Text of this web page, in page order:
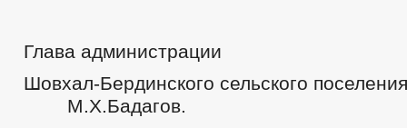
Глава администрации
Шовхал-Бердинского
М.Х.Бадагов.